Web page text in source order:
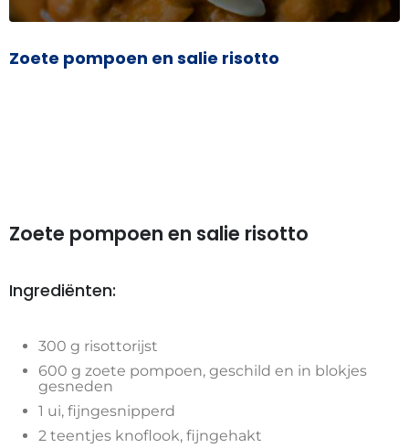
Zoete pompoen en salie risotto
Zoete pompoen en salie risotto
Ingrediënten:
300 g risottorijst
600 g zoete pompoen, geschild en in blokjes
gesneden
1 ui, fijngesnipperd
2 teentjes knoflook, fijngehakt